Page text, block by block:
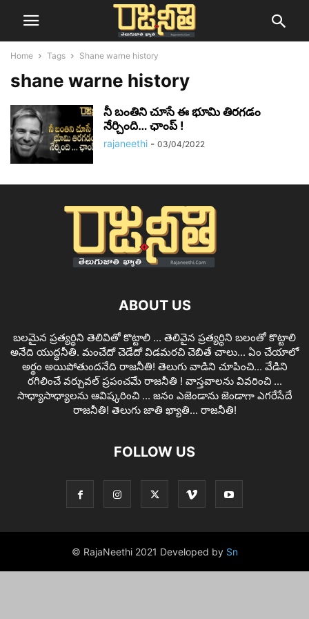
Home Tags Shane warne history
shane warne history
నీ బంతిని చూసే ఈ భూమి తిరగడం
నేర్చింది… ఛాంప్ !
rajaneethi - 03/04/2022
ABOUT US
బలమైన ప్రత్యర్ధిని తెలివితో కొట్టాలి ... తెలివైన ప్రత్యర్ధిని బలంతో కొట్టాలి
అనేది యుద్ధనీతి. మంచేదో చెడేదో విడమరచి చెబితే చాలు... ఏం చేయాలో
అర్థం అయిపోతుందనేది రాజనీతి! తెలుగు వాడిని చూపించి... వేడిని
రగిలించే వర్చువల్ ప్రపంచమే రాజనీతి ! వాస్తవాలను వివరించి ...
సాధ్యాసాధ్యాలను ఆవిష్కరించి ... జనం ఎజెండాను జెండాగా ఎగరేసేదే
రాజనీతి! తెలుగు జాతి ఖ్యాతి... రాజనీతి!
FOLLOW US
© RajaNeethi 2021 Developed by Sn